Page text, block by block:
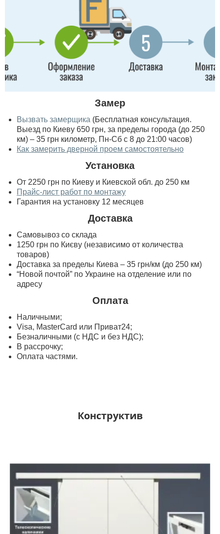
Замер
Вызвать замерщика (Бесплатная консультация.
Выезд по Киеву 650 грн, за пределы города (до 250
км) – 35 грн километр, Пн-Сб с 8 до 21:00 часов)
Как замерить дверной проем самостоятельно
Установка
От 2250 грн по Киеву и Киевской обл. до 250 км
Прайс-лист работ по монтажу
Гарантия на установку 12 месяцев
Доставка
Самовывоз со склада
1250 грн по Києву (независимо от количества
товаров)
Доставка за пределы Киева – 35 грн/км (до 250 км)
“Новой почтой” по Украине на отделение или по
адресу
Оплата
Наличными;
Visa, MasterСard или Приват24;
Безналичными (с НДС и без НДС);
В рассрочку;
Оплата частями.
Конструктив